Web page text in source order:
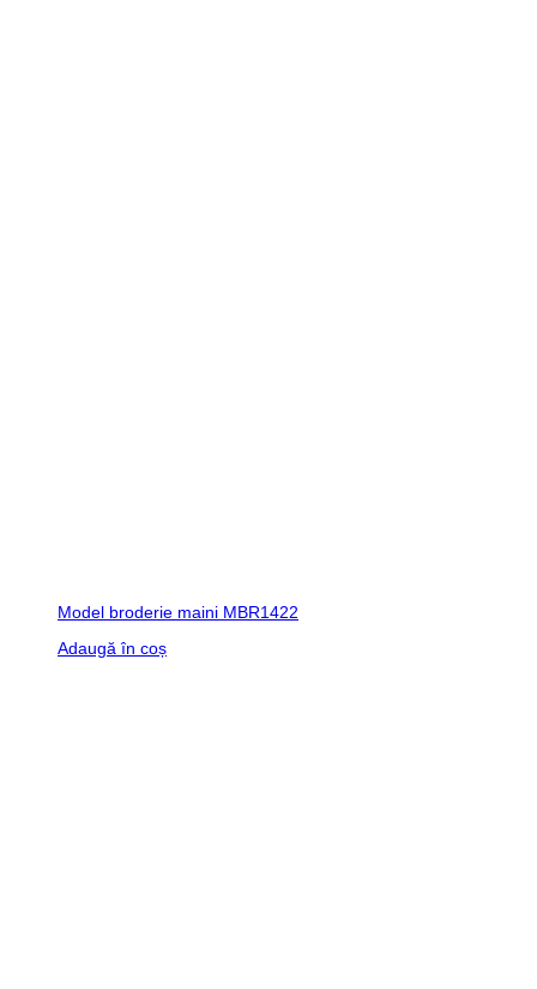
Model broderie maini MBR1422
Adaugă în coș